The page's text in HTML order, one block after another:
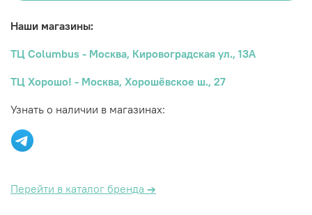
Наши магазины:
ТЦ Columbus - Москва, Кировоградская ул., 13А
ТЦ Хорошо! - Москва, Хорошёвское ш., 27
Узнать о наличии в магазинах:
Перейти в каталог бренда →